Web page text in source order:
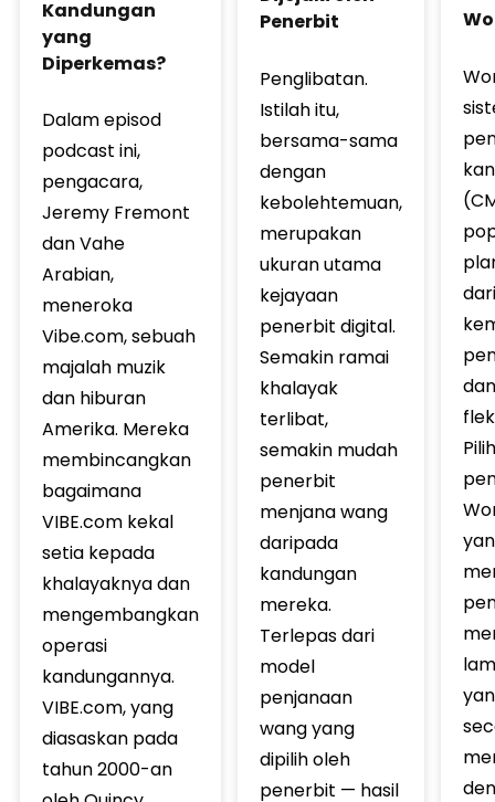
Kandungan
yang
Diperkemas?
Dalam episod
podcast ini,
pengacara,
Jeremy Fremont
dan Vahe
Arabian,
meneroka
Vibe.com, sebuah
majalah muzik
dan hiburan
Amerika. Mereka
membincangkan
bagaimana
VIBE.com kekal
setia kepada
khalayaknya dan
mengembangkan
operasi
kandungannya.
VIBE.com, yang
diasaskan pada
tahun 2000-an
Penerbit
Penglibatan.
Istilah itu,
bersama-sama
dengan
kebolehtemuan,
merupakan
ukuran utama
kejayaan
penerbit digital.
Semakin ramai
khalayak
terlibat,
semakin mudah
penerbit
menjana wang
daripada
kandungan
mereka.
Terlepas dari
model
penjanaan
wang yang
dipilih oleh
penerbit — hasil
dan